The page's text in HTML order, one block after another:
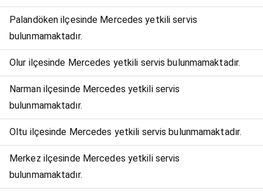
Palandöken ilçesinde Mercedes yetkili servis
bulunmamaktadır.
Olur ilçesinde Mercedes yetkili servis bulunmamaktadır.
Narman ilçesinde Mercedes yetkili servis
bulunmamaktadır.
Oltu ilçesinde Mercedes yetkili servis bulunmamaktadır.
Merkez ilçesinde Mercedes yetkili servis
bulunmamaktadır.